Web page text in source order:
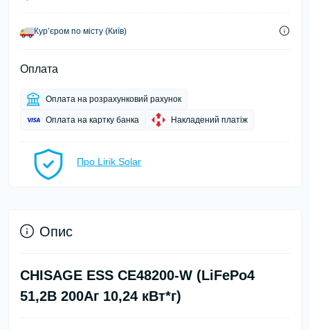
Курʼєром по місту (Київ)
Оплата
Оплата на розрахунковий рахунок
Оплата на картку банка Накладений платіж
Про Lirik Solar
Опис
CHISAGE ESS СЕ48200-W (LiFePo4
51,2В 200Аг 10,24 кВт*г)